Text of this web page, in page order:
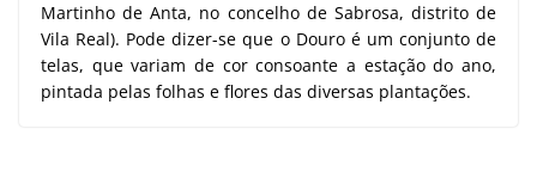
Martinho de Anta, no concelho de Sabrosa, distrito de
Vila Real). Pode dizer-se que o Douro é um conjunto de
telas, que variam de cor consoante a estação do ano,
pintada pelas folhas e flores das diversas plantações.